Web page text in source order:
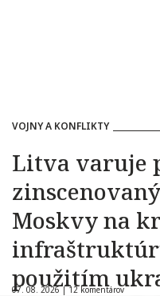
VOJNY A KONFLIKTY
Litva varuje
Moskvy na
použitím
07. 08. 2026 |12 komentárov